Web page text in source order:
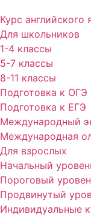
Курс
Для школьников
1-4 классы
5-7 классы
8-11 классы
Подготовка к ОГЭ
Подготовка к ЕГЭ
Международный
Международная
Для взрослых
Начальный
Пороговый
Продвинутый
Индивидуальные